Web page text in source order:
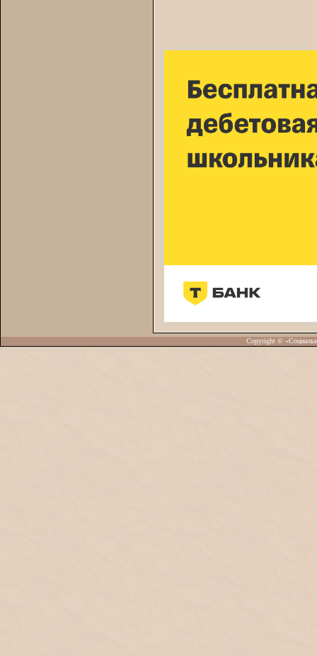
Copyright ©